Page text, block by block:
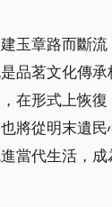
章路而斷
品茗文化傳
在形式上恢復
從明末遺
當代生活，